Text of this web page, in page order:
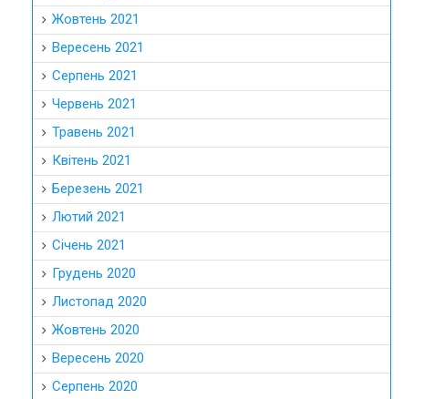
Жовтень 2021
Вересень 2021
Серпень 2021
Червень 2021
Травень 2021
Квітень 2021
Березень 2021
Лютий 2021
Січень 2021
Грудень 2020
Листопад 2020
Жовтень 2020
Вересень 2020
Серпень 2020